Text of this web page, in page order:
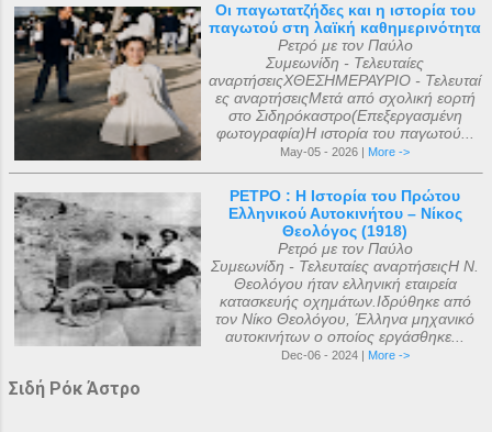
Οι παγωτατζήδες και η ιστορία του
παγωτού στη λαϊκή καθημερινότητα
Ρετρό με τον Παύλο
Συμεωνίδη - Τελευταίες
αναρτήσειςΧΘΕΣΗΜΕΡΑΥΡΙΟ - Τελευταί
ες αναρτήσειςΜετά από σχολική εορτή
στο Σιδηρόκαστρο(Επεξεργασμένη
φωτογραφία)Η ιστορία του παγωτού...
May-05 - 2026 | More ->
ΡΕΤΡΟ : Η Ιστορία του Πρώτου
Ελληνικού Αυτοκινήτου – Νίκος
Θεολόγος (1918)
Ρετρό με τον Παύλο
Συμεωνίδη - Τελευταίες αναρτήσειςΗ Ν.
Θεολόγου ήταν ελληνική εταιρεία
κατασκευής οχημάτων.Ιδρύθηκε από
τον Νίκο Θεολόγου, Έλληνα μηχανικό
αυτοκινήτων ο οποίος εργάσθηκε...
Dec-06 - 2024 | More ->
Σιδή Ρόκ Άστρο